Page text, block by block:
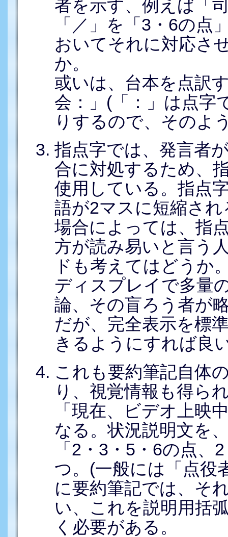
者を示す、例えば「
「／」を「3・6の点
おいてそれに対応さ
か。
或いは、台本を点訳
会：」(「：」は点字
りするので、そのよ
指点字では、発言者
合に対処するため、
使用している。指点
語が2マスに短縮さ
場合によっては、指
方が読み易いと言う
ドも考えてはどうか
ディスプレイで多量
論、その盲ろう者が
だが、完全表示を標
きるようにすれば良
これも要約筆記自体
り、視覚情報も得ら
「現在、ビデオ上映
なる。状況説明文を
「2・3・5・6の点
つ。(一般には「点役
に要約筆記では、そ
い、これを説明用括
く必要がある。